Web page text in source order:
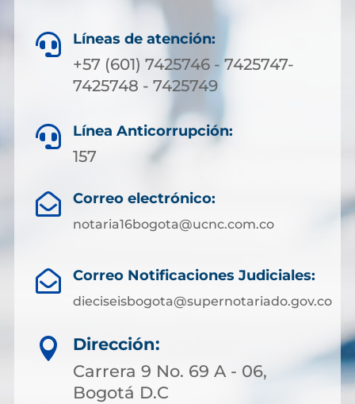
 Líneas de atención:
+57 (601) 7425746 - 7425747-
7425748 - 7425749
 Línea Anticorrupción:
157
 Correo electrónico:
notaria16bogota@ucnc.com.co
 Correo Notificaciones Judiciales:
dieciseisbogota@supernotariado.gov.co

Dirección:
Carrera 9 No. 69 A - 06,
Bogotá D.C